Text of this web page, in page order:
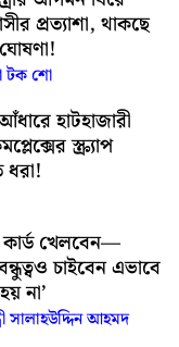
প্রত্যাশা, থাকছে
টক শো
হাটহাজারী
স্ক্র্যাপ
ধরা!
কার্ড খেলবেন—
চাইবেন এভাবে
না’
সালাহউদ্দিন আহমদ